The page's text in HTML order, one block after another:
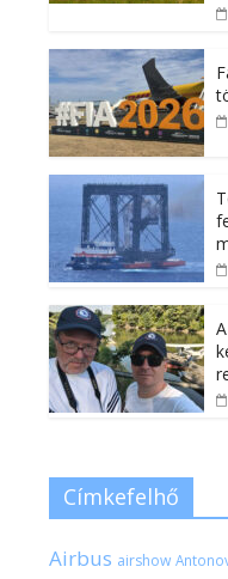
Címkefelhő
Airbus airshow